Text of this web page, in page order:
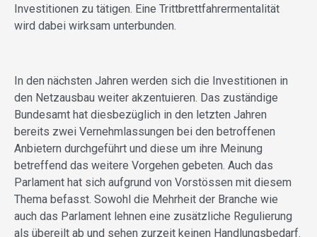
Investitionen zu tätigen. Eine Trittbrettfahrermentalität
wird dabei wirksam unterbunden.
In den nächsten Jahren werden sich die Investitionen in
den Netzausbau weiter akzentuieren. Das zuständige
Bundesamt hat diesbezüglich in den letzten Jahren
bereits zwei Vernehmlassungen bei den betroffenen
Anbietern durchgeführt und diese um ihre Meinung
betreffend das weitere Vorgehen gebeten. Auch das
Parlament hat sich aufgrund von Vorstössen mit diesem
Thema befasst. Sowohl die Mehrheit der Branche wie
auch das Parlament lehnen eine zusätzliche Regulierung
als übereilt ab und sehen zurzeit keinen Handlungsbedarf.